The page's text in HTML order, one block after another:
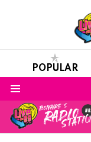
POPULAR